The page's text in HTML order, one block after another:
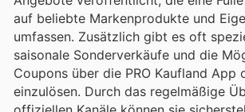
auf beliebte Markenprodukte und
umfassen. Zusätzlich gibt es oft
saisonale Sonderverkäufe und die
Coupons über die PRO Kaufland App
einzulösen. Durch das regelmäßige